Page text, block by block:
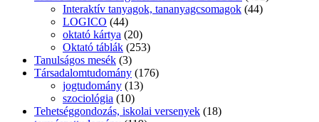
Interaktív tanyagok, tananyagcsomagok (44)
LOGICO (44)
oktató kártya (20)
Oktató táblák (253)
Tanulságos mesék (3)
Társadalomtudomány (176)
jogtudomány (13)
szociológia (10)
Tehetséggondozás, iskolai versenyek (18)